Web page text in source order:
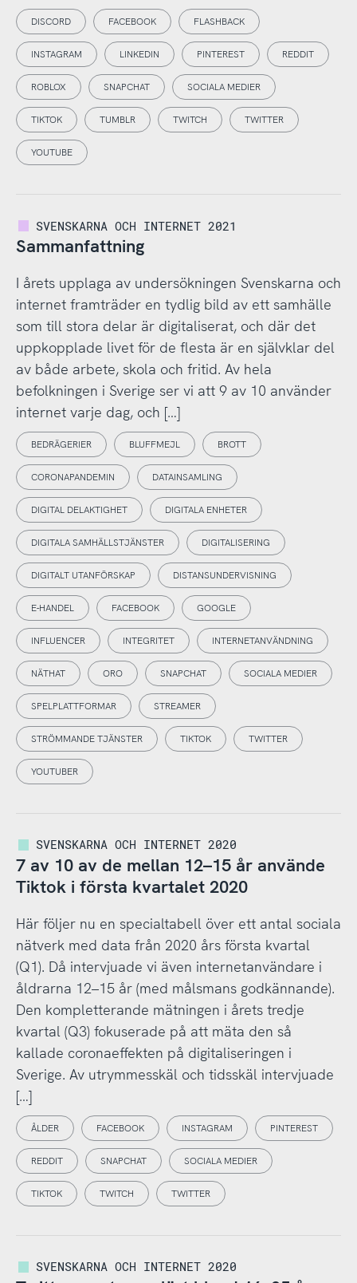
DISCORD FACEBOOK FLASHBACK
INSTAGRAM LINKEDIN PINTEREST REDDIT
ROBLOX SNAPCHAT SOCIALA MEDIER
TIKTOK TUMBLR TWITCH TWITTER
YOUTUBE
SVENSKARNA OCH INTERNET 2021
Sammanfattning
I årets upplaga av undersökningen Svenskarna och
internet framträder en tydlig bild av ett samhälle
som till stora delar är digitaliserat, och där det
uppkopplade livet för de flesta är en självklar del
av både arbete, skola och fritid. Av hela
befolkningen i Sverige ser vi att 9 av 10 använder
internet varje dag, och […]
BEDRÄGERIER BLUFFMEJL BROTT
CORONAPANDEMIN DATAINSAMLING
DIGITAL DELAKTIGHET DIGITALA ENHETER
DIGITALA SAMHÄLLSTJÄNSTER DIGITALISERING
DIGITALT UTANFÖRSKAP DISTANSUNDERVISNING
E-HANDEL FACEBOOK GOOGLE
INFLUENCER INTEGRITET INTERNETANVÄNDNING
NÄTHAT ORO SNAPCHAT SOCIALA MEDIER
SPELPLATTFORMAR STREAMER
STRÖMMANDE TJÄNSTER TIKTOK TWITTER
YOUTUBER
SVENSKARNA OCH INTERNET 2020
7 av 10 av de mellan 12–15 år använde
Tiktok i första kvartalet 2020
Här följer nu en specialtabell över ett antal sociala
nätverk med data från 2020 års första kvartal
(Q1). Då intervjuade vi även internetanvändare i
åldrarna 12–15 år (med målsmans godkännande).
Den kompletterande mätningen i årets tredje
kvartal (Q3) fokuserade på att mäta den så
kallade coronaeffekten på digitaliseringen i
Sverige. Av utrymmesskäl och tidsskäl intervjuade
[…]
ÅLDER FACEBOOK INSTAGRAM PINTEREST
REDDIT SNAPCHAT SOCIALA MEDIER
TIKTOK TWITCH TWITTER
SVENSKARNA OCH INTERNET 2020